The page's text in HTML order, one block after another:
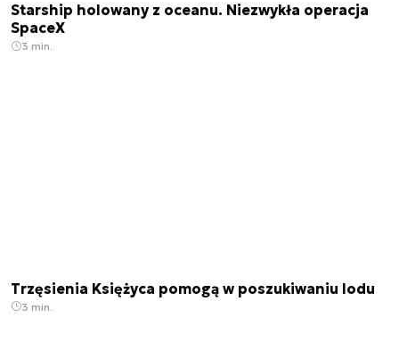
Starship holowany z oceanu. Niezwykła operacja
SpaceX
3 min.
Trzęsienia Księżyca pomogą w poszukiwaniu lodu
3 min.